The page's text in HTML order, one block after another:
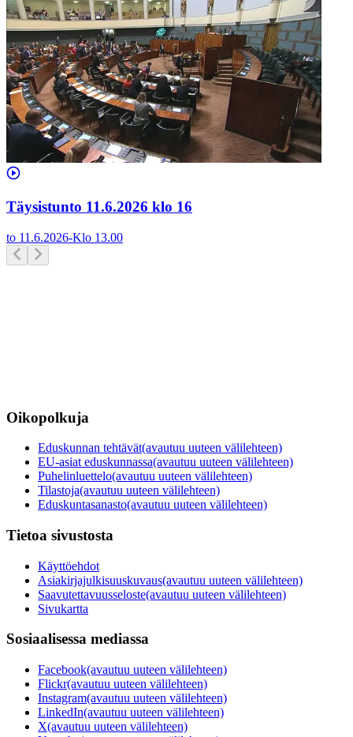
Täysistunto 11.6.2026 klo 16
to 11.6.2026-Klo 13.00
Oikopolkuja
Eduskunnan tehtävät(avautuu uuteen välilehteen)
EU-asiat eduskunnassa(avautuu uuteen välilehteen)
Puhelinluettelo(avautuu uuteen välilehteen)
Tilastoja(avautuu uuteen välilehteen)
Eduskuntasanasto(avautuu uuteen välilehteen)
Tietoa sivustosta
Käyttöehdot
Asiakirjajulkisuuskuvaus(avautuu uuteen välilehteen)
Saavutettavuusseloste(avautuu uuteen välilehteen)
Sivukartta
Sosiaalisessa mediassa
Facebook(avautuu uuteen välilehteen)
Flickr(avautuu uuteen välilehteen)
Instagram(avautuu uuteen välilehteen)
LinkedIn(avautuu uuteen välilehteen)
X(avautuu uuteen välilehteen)